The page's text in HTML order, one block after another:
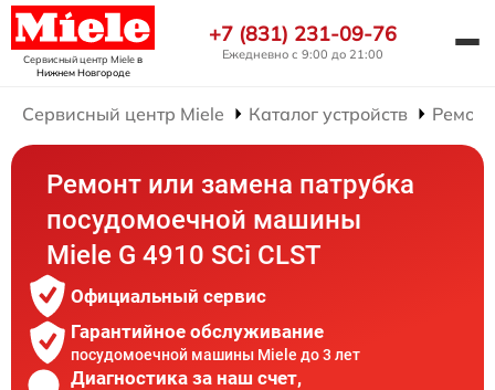
Сервисный центр Mieleв
Нижнем Новгороде
+7 (831) 231-09-76
Ежедневно с 9:00 до 21:00
Сервисный центр Miele Каталог устройств
Ремонт или замена патрубка
посудомоечной машины
Miele G 4910 SCi CLST
Официальный сервис
Гарантийное обслуживание
посудомоечной машины Miele до 3 лет
Диагностика за наш счет,